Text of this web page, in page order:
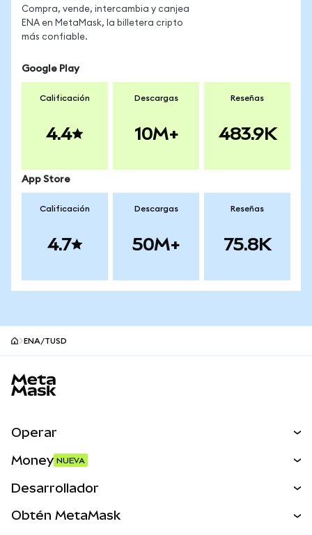
Compra, vende, intercambia y canjea
ENA en MetaMask, la billetera cripto
más confiable.
Google Play
Calificación
4.4
Descargas
10M+
Reseñas
483.9K
App Store
Calificación
4.7
Descargas
50M+
Reseñas
75.8K
ENA/TUSD
Operar
Activos del mundo real
Money NUEVA
Desarrollador
Obtén MetaMask